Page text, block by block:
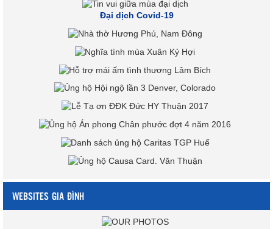
Đại dịch Covid-19
WEBSITES GIA ĐÌNH